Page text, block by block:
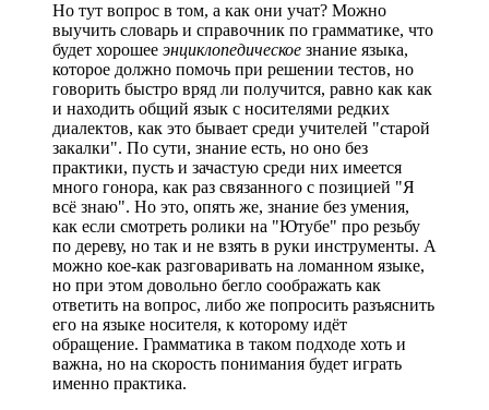
Но тут вопрос в том, а как они учат? Можно
выучить словарь и справочник по грамматике, что
будет хорошее энциклопедическое знание языка,
которое должно помочь при решении тестов, но
говорить быстро вряд ли получится, равно как как
и находить общий язык с носителями редких
диалектов, как это бывает среди учителей "старой
закалки". По сути, знание есть, но оно без
практики, пусть и зачастую среди них имеется
много гонора, как раз связанного с позицией "Я
всё знаю". Но это, опять же, знание без умения,
как если смотреть ролики на "Ютубе" про резьбу
по дереву, но так и не взять в руки инструменты. А
можно кое-как разговаривать на ломанном языке,
но при этом довольно бегло соображать как
ответить на вопрос, либо же попросить разъяснить
его на языке носителя, к которому идёт
обращение. Грамматика в таком подходе хоть и
важна, но на скорость понимания будет играть
именно практика.